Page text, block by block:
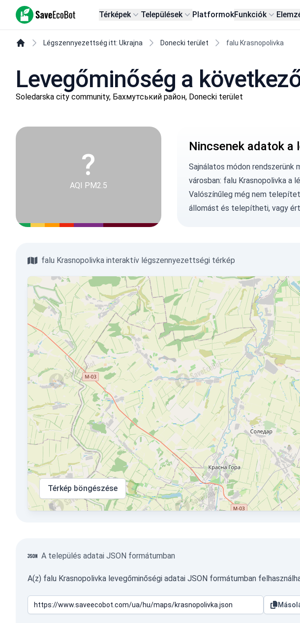
SaveEcoBot Térképek Települések PlatformokFunkciók
Légszennyezettség itt: Ukrajna Donecki terület falu Krasnopolivka
Levegőminőség a
Soledarska city community, Бахмутський район, Donecki terület
?
AQI PM2.5
Nincsenek adatok a
Sajnálatos módon rendszerünk
városban: falu Krasnopolivka a
Valószínűleg még nem
állomást és telepítheti, vagy
falu Krasnopolivka interaktív légszennyezettségi térkép
Térkép böngészése
A település adatai JSON formátumban
A(z) falu Krasnopolivka levegőminőségi adatai JSON formátumban